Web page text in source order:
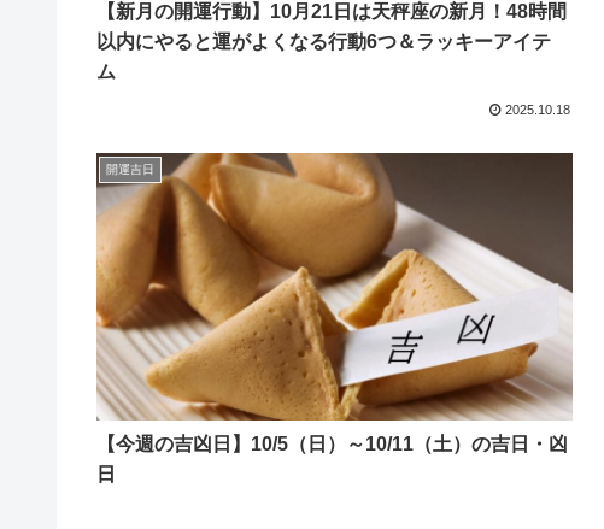
【新月の開運行動】10月21日は天秤座の新月！48時間
以内にやると運がよくなる行動6つ＆ラッキーアイテ
ム
2025.10.18
開運吉日
【今週の吉凶日】10/5（日）～10/11（土）の吉日・凶
日